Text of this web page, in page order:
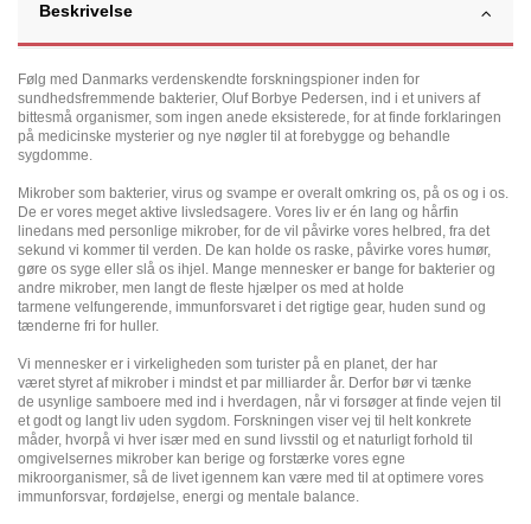
Beskrivelse
Følg med Danmarks verdenskendte forskningspioner inden for
sundhedsfremmende bakterier, Oluf Borbye Pedersen, ind i et univers af
bittesmå organismer, som ingen anede eksisterede, for at finde forklaringen
på medicinske mysterier og nye nøgler til at forebygge og behandle
sygdomme.
Mikrober som bakterier, virus og svampe er overalt omkring os, på os og i os.
De er vores meget aktive livsledsagere. Vores liv er én lang og hårfin
linedans med personlige mikrober, for de vil påvirke vores helbred, fra det
sekund vi kommer til verden. De kan holde os raske, påvirke vores humør,
gøre os syge eller slå os ihjel. Mange mennesker er bange for bakterier og
andre mikrober, men langt de fleste hjælper os med at holde
tarmene velfungerende, immunforsvaret i det rigtige gear, huden sund og
tænderne fri for huller.
Vi mennesker er i virkeligheden som turister på en planet, der har
været styret af mikrober i mindst et par milliarder år. Derfor bør vi tænke
de usynlige samboere med ind i hverdagen, når vi forsøger at finde vejen til
et godt og langt liv uden sygdom. Forskningen viser vej til helt konkrete
måder, hvorpå vi hver især med en sund livsstil og et naturligt forhold til
omgivelsernes mikrober kan berige og forstærke vores egne
mikroorganismer, så de livet igennem kan være med til at optimere vores
immunforsvar, fordøjelse, energi og mentale balance.